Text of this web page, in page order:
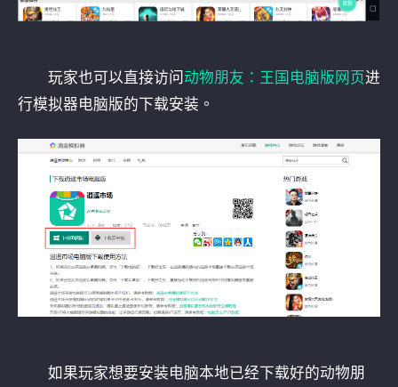
玩家也可以直接访问动物朋友：王国电脑版网页进
行模拟器电脑版的下载安装。
如果玩家想要安装电脑本地已经下载好的动物朋